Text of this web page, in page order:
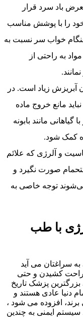
باد سرد قرار
را با پوشش مناسب
هنگام خواب سر نسبت به
به راحتی از
آبریزش زیاد است. در
مانع خروج ماده
مانند بابونه
کمک شود.
و آلرژی که علائم
صورت نگیرد و
توجه خاصی به
با طب
سراغتان می آید
راحت کشیدن و حتی
پزشک تاریخ
دنیا عادی هستند و
برند، افزوده می شود ،
ایمنی به چندین